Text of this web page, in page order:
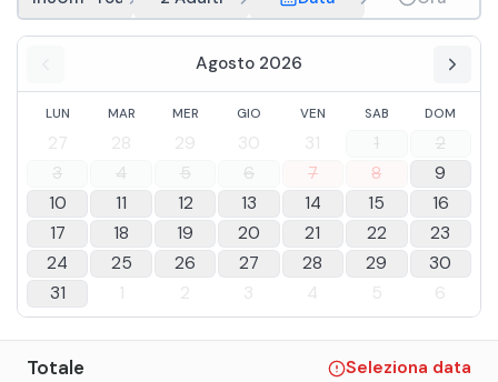
Agosto 2026
LUN MAR MER GIO VEN SAB DOM
27 28 29 30 31 1
2
3
4 5 6 7 8
9
10
11 12 13 14 15
16
17
18 19 20 21 22
23
24
25 26 27 28 29
30
31
1 2 3 4 5 6
Totale Seleziona data